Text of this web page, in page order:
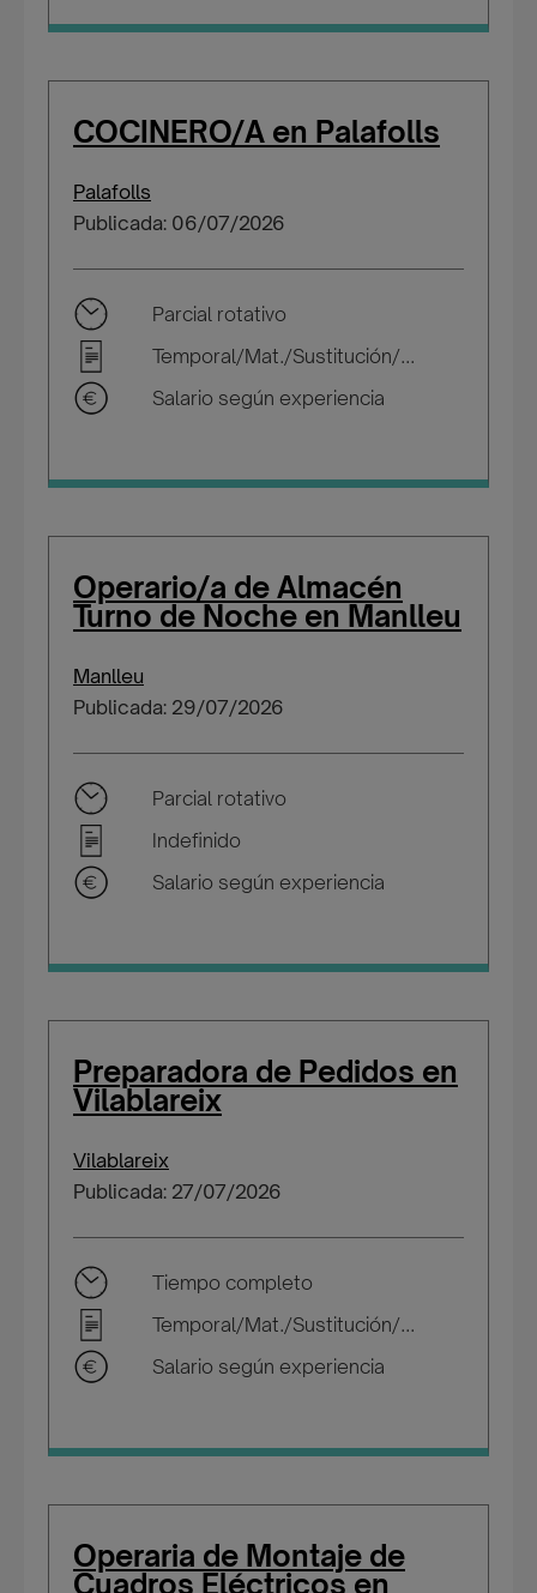
COCINERO/A en Palafolls
Palafolls
Publicada: 06/07/2026
Parcial rotativo
Temporal/Mat./Sustitución/...
Salario según experiencia
Operario/a de Almacén
Turno de Noche en Manlleu
Manlleu
Publicada: 29/07/2026
Parcial rotativo
Indefinido
Salario según experiencia
Preparadora de Pedidos en
Vilablareix
Vilablareix
Publicada: 27/07/2026
Tiempo completo
Temporal/Mat./Sustitución/...
Salario según experiencia
Operaria de Montaje de
Cuadros Eléctricos en